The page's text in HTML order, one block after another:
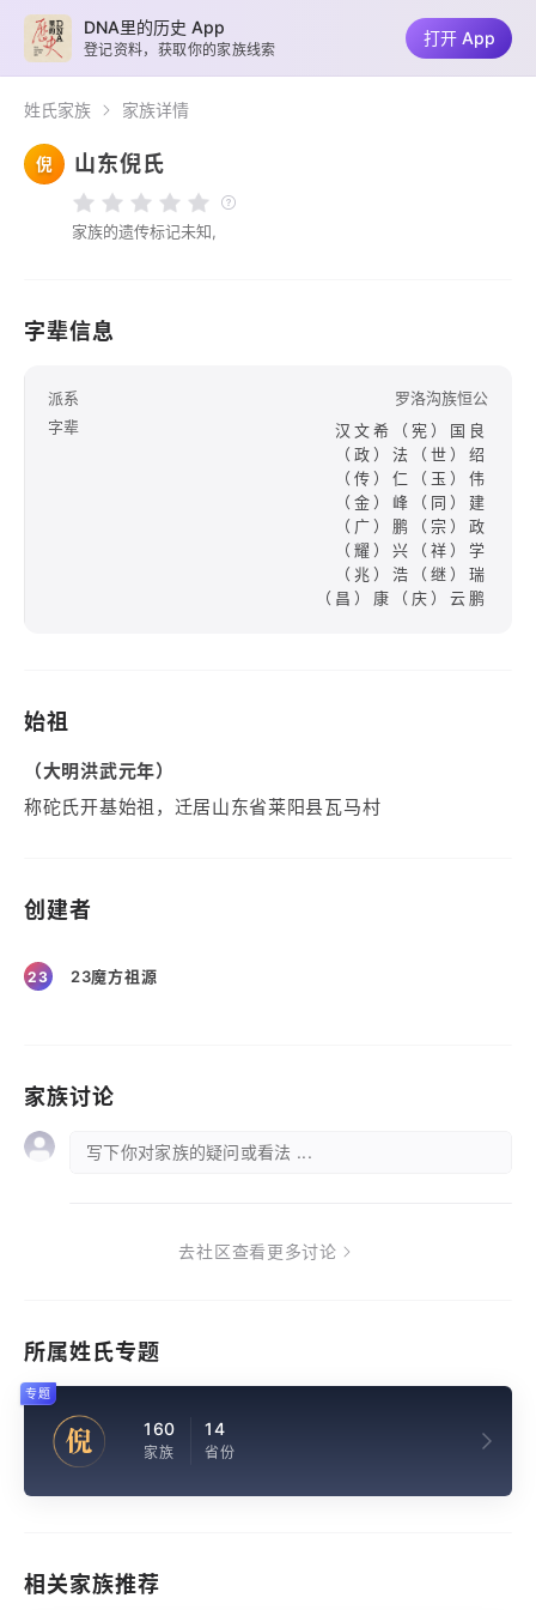
姓氏家族 家族详情
倪 山东倪氏
家族的遗传标记未知,
字辈信息
派系
罗洛沟族恒公
字辈
汉文希（宪）国良
（政）法（世）绍
（传）仁（玉）伟
（金）峰（同）建
（广）鹏（宗）政
（耀）兴（祥）学
（兆）浩（继）瑞
（昌）康（庆）云鹏
始祖
（大明洪武元年）
称砣氏开基始祖，迁居山东省莱阳县瓦马村
创建者
23 23魔方祖源
家族讨论
写下你对家族的疑问或看法 ...
去社区查看更多讨论
所属姓氏专题
倪 160
家族
14
省份
专题
相关家族推荐
DNA里的历史 App
登记资料，获取你的家族线索
打开 App